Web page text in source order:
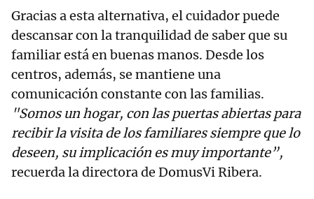
Gracias a esta alternativa, el cuidador puede
descansar con la tranquilidad de saber que su
familiar está en buenas manos. Desde los
centros, además, se mantiene una
comunicación constante con las familias.
"Somos un hogar, con las puertas abiertas para
recibir la visita de los familiares siempre que lo
deseen, su implicación es muy importante”,
recuerda la directora de DomusVi Ribera.